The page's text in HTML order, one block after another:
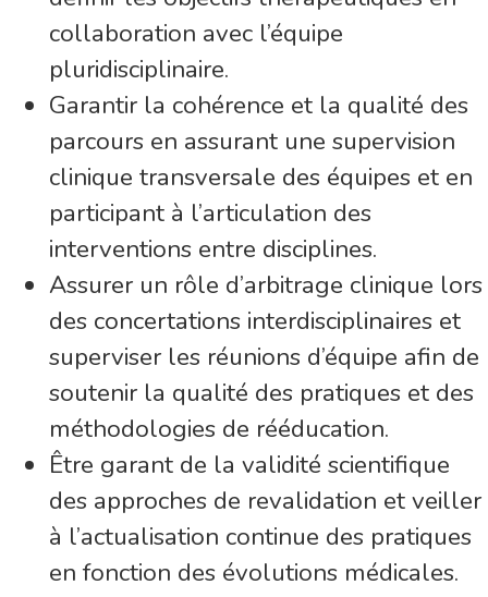
collaboration avec l’équipe
pluridisciplinaire.
Garantir la cohérence et la qualité des
parcours en assurant une supervision
clinique transversale des équipes et en
participant à l’articulation des
interventions entre disciplines.
Assurer un rôle d’arbitrage clinique lors
des concertations interdisciplinaires et
superviser les réunions d’équipe afin de
soutenir la qualité des pratiques et des
méthodologies de rééducation.
Être garant de la validité scientifique
des approches de revalidation et veiller
à l’actualisation continue des pratiques
en fonction des évolutions médicales.